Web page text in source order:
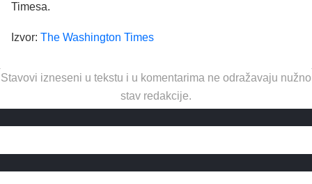
Timesa.
Izvor: The Washington Times
Stavovi izneseni u tekstu i u komentarima ne odražavaju nužno
stav redakcije.